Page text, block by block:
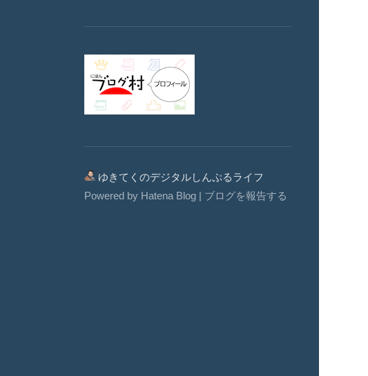
ゆきてくのデジタルしんぷるライフ
Powered by Hatena Blog | ブログを報告する